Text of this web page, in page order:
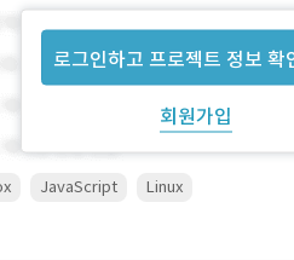
로그인하고 프로젝트 정보 확
회원가입
JavaScript Linux